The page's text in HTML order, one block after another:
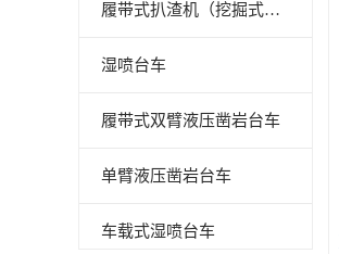
履带式扒渣机（挖掘式装载机）
湿喷台车
履带式双臂液压凿岩台车
单臂液压凿岩台车
车载式湿喷台车